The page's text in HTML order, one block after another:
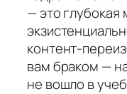
— это глубокая
контент-
вам браком —
не вошло в